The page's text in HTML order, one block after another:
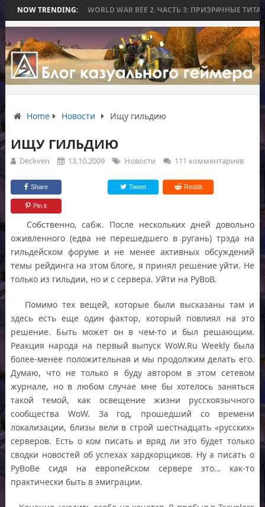
NOW TRENDING:
БИТВЫ WORLD WAR BEE 2. ЧАСТЬ 3: ПРИЗРАЧНЫЕ ТИТАНЫ И
Home Новости Ищу гильдию
ИЩУ ГИЛЬДИЮ
Deckven 13.10.2009 Новости 111 комментариев
Share Tweet Reddit
Pin it
Собственно, сабж. После нескольких дней довольно
оживленного (едва не перешедшего в ругань) трэда на
гильдейском форуме и не менее активных обсуждений
темы рейдинга на этом блоге, я принял решение уйти. Не
только из гильдии, но и с сервера. Уйти на РуВоВ.
Помимо тех вещей, которые были высказаны там и
здесь есть еще один фактор, который повлиял на это
решение. Быть может он в чем-то и был решающим.
Реакция народа на первый выпуск WoW.Ru Weekly была
более-менее положительная и мы продолжим делать его.
Думаю, что не только я буду автором в этом сетевом
журнале, но в любом случае мне бы хотелось заняться
такой темой, как освещение жизни русскоязычного
сообщества WoW. За год, прошедший со времени
локализации, близы вели в строй шестнадцать «русских»
серверов. Есть о ком писать и вряд ли это будет только
сводки новостей об успехах хардкорщиков. Ну а писать о
РуВоВе сидя на европейском сервере это… как-то
практически быть в эмиграции.